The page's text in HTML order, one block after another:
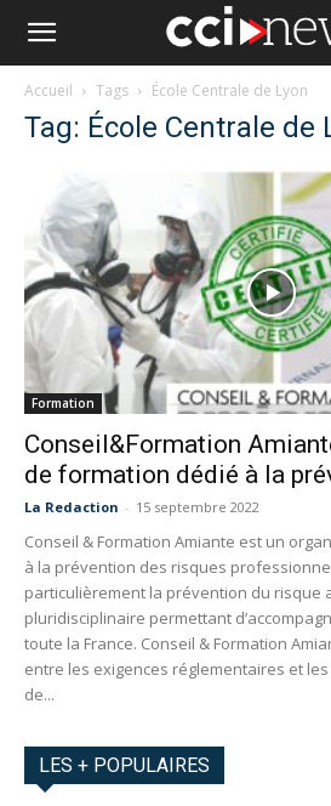
Accueil Tags École Centrale de Lyon
Tag: École Centrale de
Formation
Conseil&Formation
de formation dédié à la
La Redaction - 15 septembre 2022
Conseil & Formation Amiante est un
à la prévention des risques
particulièrement la prévention du risque
pluridisciplinaire permettant
toute la France. Conseil & Formation
entre les exigences réglementaires et
de...
LES + POPULAIRES